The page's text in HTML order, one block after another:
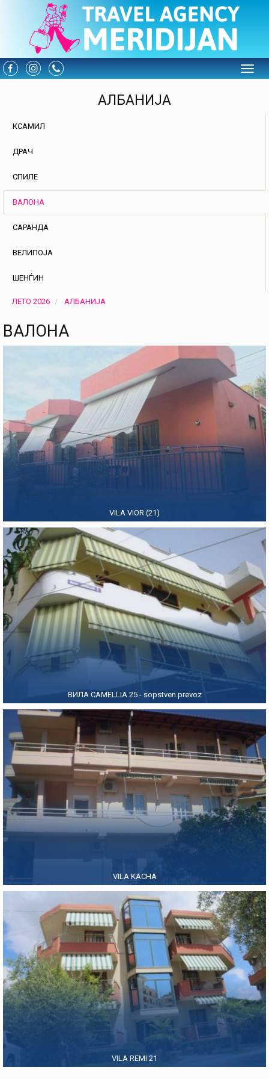
АЛБАНИЈА
КСАМИЛ
ДРАЧ
СПИЛЕ
ВАЛОНА
САРАНДА
ВЕЛИПОЈА
ШЕНЃИН
ЛЕТО 2026 АЛБАНИЈА
ВАЛОНА
VILA VIOR (21)
ВИЛА CAMELLIA 25 - sopstven prevoz
VILA KACHA
VILA REMI 21